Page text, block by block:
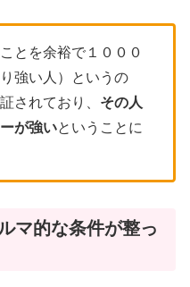
とを余裕で１０００
強い人）というの
されており、 その人
が強いということに
マ的な条件が整っ